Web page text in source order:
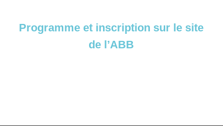
Programme et inscription sur le site
de l’ABB